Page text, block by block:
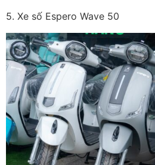
5. Xe số Espero Wave 50